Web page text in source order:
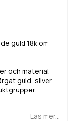
guld 18k om
och material.
guld, silver
Läs mer...